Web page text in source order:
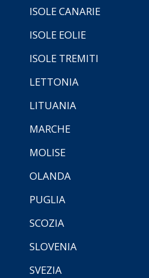
ISOLE CANARIE
ISOLE EOLIE
ISOLE TREMITI
LETTONIA
LITUANIA
MARCHE
MOLISE
OLANDA
PUGLIA
SCOZIA
SLOVENIA
SVEZIA